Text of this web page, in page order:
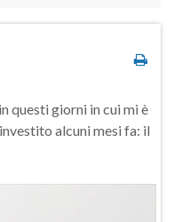
questi giorni in cui mi è
alcuni mesi fa: il